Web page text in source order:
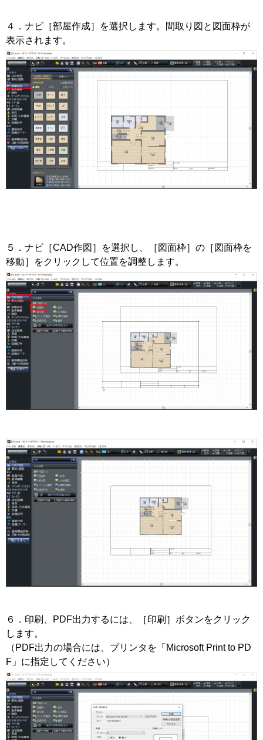
４．ナビ［部屋作成］を選択します。間取り図と図面枠が
表示されます。
５．ナビ［CAD作図］を選択し、［図面枠］の［図面枠を
移動］をクリックして位置を調整します。
６．印刷、PDF出力するには、［印刷］ボタンをクリック
します。
（PDF出力の場合には、プリンタを「Microsoft Print to PD
F」に指定してください）